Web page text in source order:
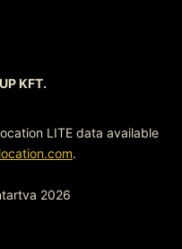
KFT.
LITE data available
.
2026